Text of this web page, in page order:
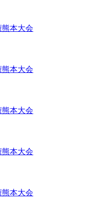
本大会
本大会
本大会
本大会
本大会